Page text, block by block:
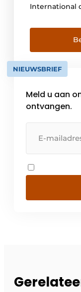
International
grondverzet.
In 1982
van
graafbakken,
NIEUWSBRIEF
Meld u aan
ontvangen.